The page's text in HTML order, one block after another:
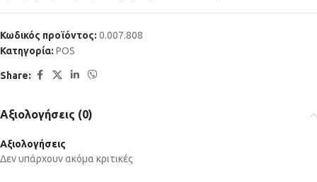
Κωδικός προϊόντος: 0.007.808
Κατηγορία: POS
Share:
Αξιολογήσεις (0)
Αξιολογήσεις
Δεν υπάρχουν ακόμα κριτικές